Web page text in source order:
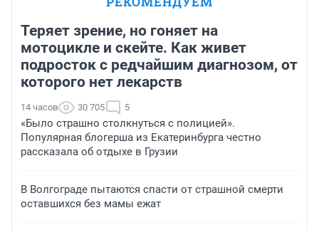
Теряет зрение, но гоняет на
мотоцикле и скейте. Как живет
подросток с редчайшим диагнозом, от
которого нет лекарств
14 часов 30 705 5
«Было страшно столкнуться с полицией».
Популярная блогерша из Екатеринбурга честно
рассказала об отдыхе в Грузии
В Волгограде пытаются спасти от страшной смерти
оставшихся без мамы ежат